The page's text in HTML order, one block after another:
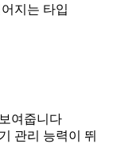
지는 타입
여줍니다
관리 능력이 뛰